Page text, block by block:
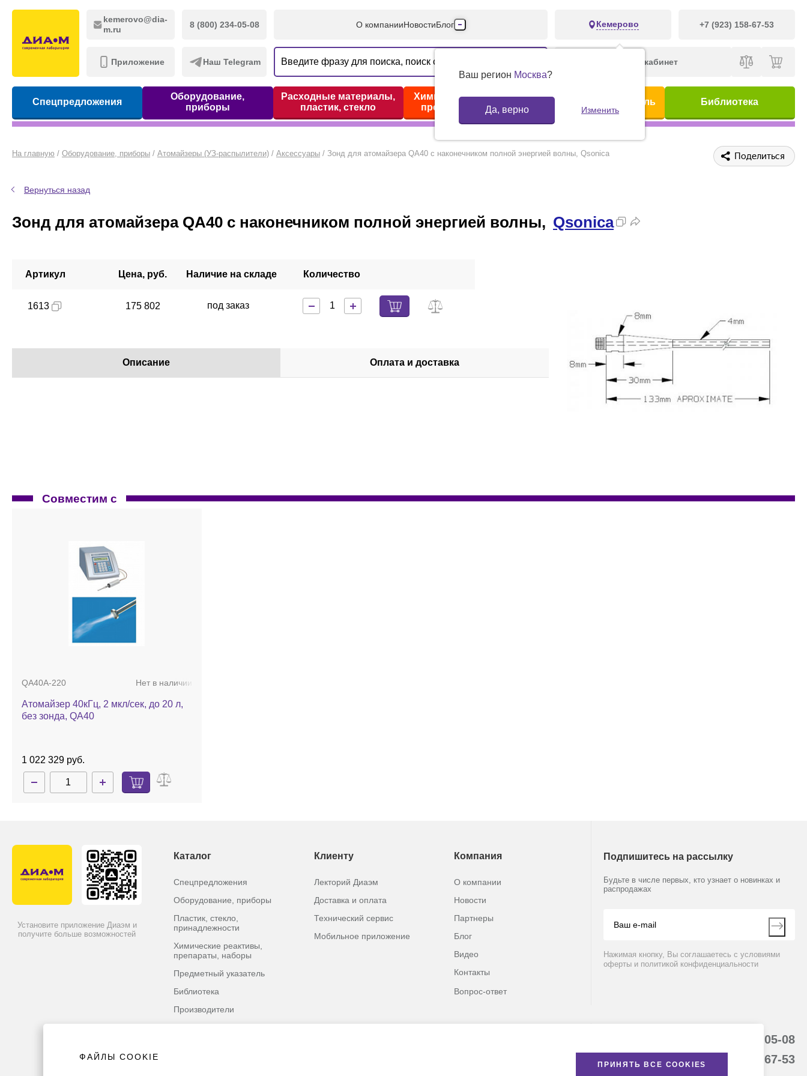
kemerovo@dia-
m.ru
8 (800) 234-05-08
Приложение Наш Telegram
О компанииНовостиБлог
Производители
Партнеры
Контакты
Кемерово +7 (923) 158-67-53
Ваш регион Москва?
Да, верно Изменить
Личный кабинет
Спецпредложения
Оборудование,
приборы
Расходные материалы,
пластик, стекло
Химические реактивы,
препараты, наборы
Предметный указатель Библиотека
На главную / Оборудование, приборы / Атомайзеры (УЗ-распылители) / Аксессуары / Зонд для атомайзера QA40 с наконечником полной энергией волны, Qsonica Поделиться
Вернуться назад
Зонд для атомайзера QA40 с наконечником полной энергией волны, Qsonica
Артикул Цена, руб. Наличие на складе Количество
1613 175 802 под заказ
Описание Оплата и доставка
Совместим с
QA40A-220 Нет в наличии
Атомайзер 40кГц, 2 мкл/сек, до 20 л,
без зонда, QA40
1 022 329 руб.
Установите приложение Диаэм и
получите больше возможностей
Каталог
Спецпредложения
Оборудование, приборы
Пластик, стекло,
принадлежности
Химические реактивы,
препараты, наборы
Предметный указатель
Библиотека
Производители
Клиенту
Лекторий Диаэм
Доставка и оплата
Технический сервис
Мобильное приложение
Компания
О компании
Новости
Партнеры
Блог
Видео
Контакты
Вопрос-ответ
Подпишитесь на рассылку
Будьте в числе первых, кто узнает о новинках и
распродажах
Нажимая кнопку, Вы соглашаетесь с условиями
оферты и политикой конфиденциальности
8 (800) 234-05-08
+7 (923) 158-67-53
ФАЙЛЫ COOKIE
ПРИНЯТЬ ВСЕ COOKIES